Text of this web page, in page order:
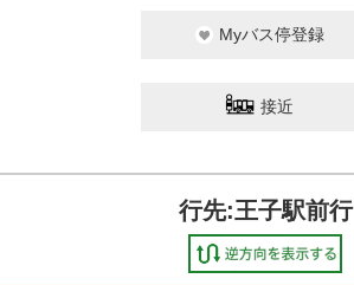
Myバス停登録
接近
行先:王子駅前行